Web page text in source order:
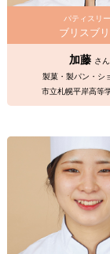
パティスリー
ブリスブ
加藤 さん
製菓・製パン・シ
市立札幌平岸高等